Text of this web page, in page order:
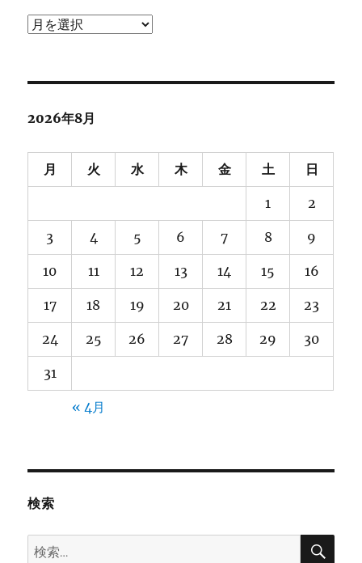
ア
ブ
2026年8月
月 火 水 木 金 土 日
1 2
3 4 5 6 7 8 9
10 11 12 13 14 15 16
17 18 19 20 21 22 23
24 25 26 27 28 29 30
31
« 4月
検索
検
検